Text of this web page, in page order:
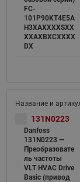
FC-
101P90KT4E5A
H3XAXXXXSXX
XXAXBXCXXXX
DX
131N0223
Danfoss
131N0223 —
Преобразовате
ль частоты
VLT HVAC Drive
Basic (привод